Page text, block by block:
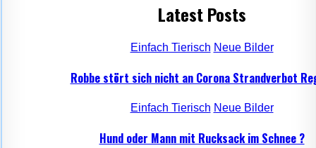
Latest Posts
Einfach Tierisch Neue Bilder
Robbe stört sich nicht an Corona Strandverbot
Einfach Tierisch Neue Bilder
Hund oder Mann mit Rucksack im Schnee ?